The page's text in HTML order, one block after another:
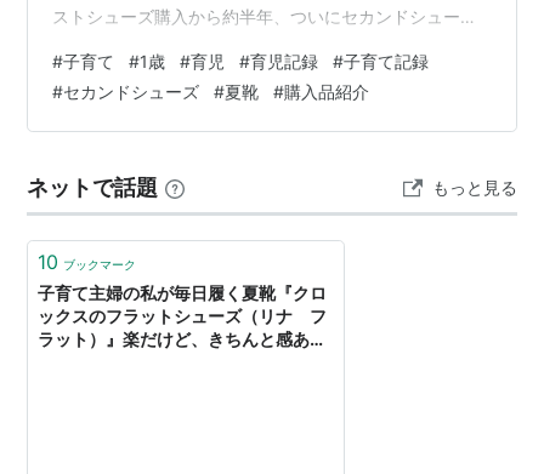
ストシューズ購入から約半年、ついにセカンドシューズ
シューズにしました🌊 靴はしっかりしたものを履いてほ
しいと思いますが夏の靴って夏しか履かないじゃないで
すか？どう考えても寿命短すぎるじゃないですか？ しか
じゃないですか？色々考えた結果イフミーのウォーター
シューズが最適かと✨ 購入は楽天…
#子育て #1歳 #育児 #育児記録 #子育て記録
#セカンドシューズ #夏靴 #購入品紹介
ネットで話題 もっと見る
10 ブックマーク
子育て主婦の私が毎日履く夏靴『クロ
ックスのフラットシューズ（リナ フ
ラット）』楽だけど、きちんと感あり